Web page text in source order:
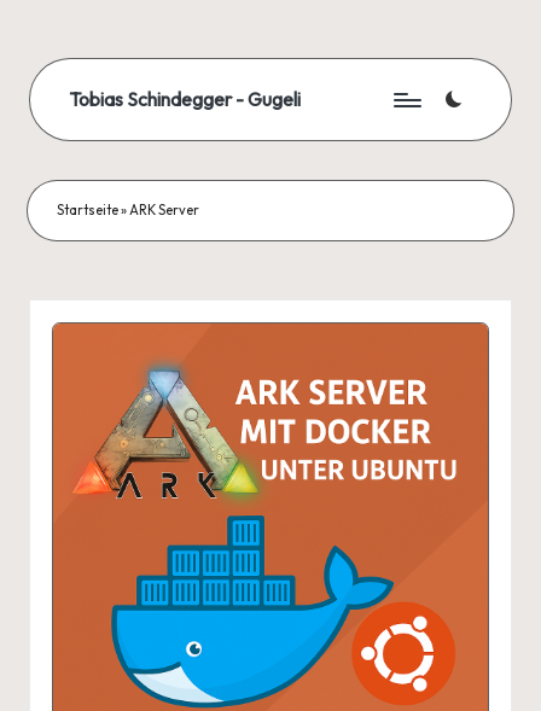
content
Tobias Schindegger - Gugeli
Startseite»ARK Server